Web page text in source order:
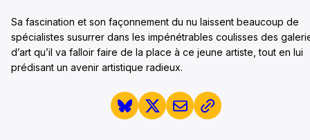
Sa fascination et son façonnement du nu laissent beaucoup de
spécialistes susurrer dans les impénétrables coulisses des
d’art qu’il va falloir faire de la place à ce jeune artiste, tout en lui
prédisant un avenir artistique radieux.